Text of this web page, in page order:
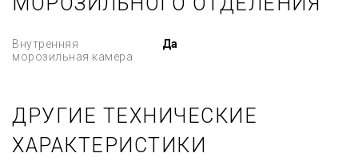
Внутренняя
морозильная камера
Да
ДРУГИЕ ТЕХНИЧЕСКИЕ
ХАРАКТЕРИСТИКИ